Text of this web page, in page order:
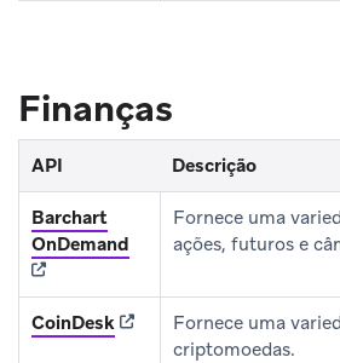
Finanças
API Descrição
Barchart
OnDemand (opens in new tab)
Fornece uma
ações, futuros e
CoinDesk (opens in new tab)
Fornece uma
criptomoedas.